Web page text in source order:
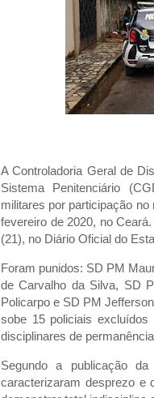
A Controladoria Geral de
Sistema Penitenciário
militares por participação
fevereiro de 2020, no
(21), no Diário Oficial do
Foram punidos: SD PM
de Carvalho da Silva, SD
Policarpo e SD PM
sobe 15 policiais
disciplinares de
Segundo a publicação
caracterizaram desprezo e